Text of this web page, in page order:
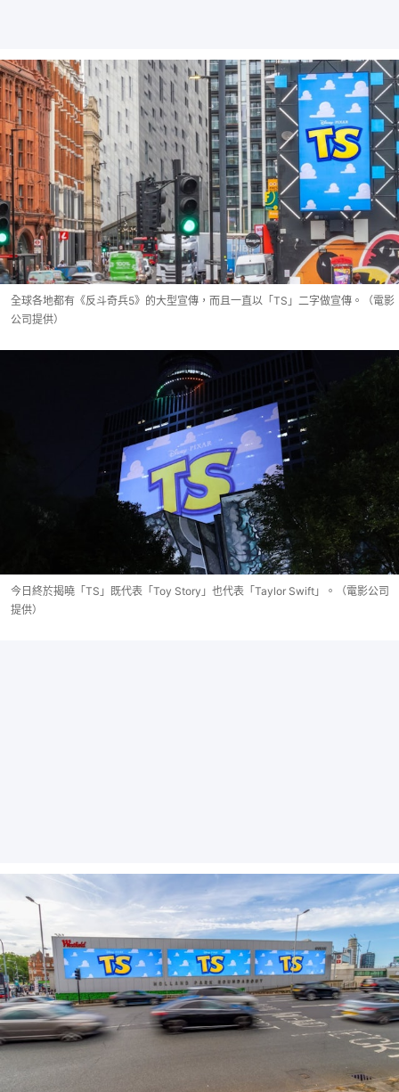
全球各地都有《反斗奇兵5》的大型宣傳，而且一直以「TS」二字做宣傳。（電影
公司提供）
今日終於揭曉「TS」既代表「Toy Story」也代表「Taylor Swift」。（電影公司
提供）